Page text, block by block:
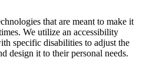
that are meant to make it
We utilize an accessibility
specific disabilities to adjust the
design it to their personal needs.